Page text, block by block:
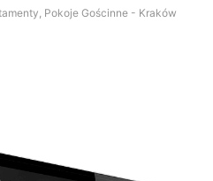
Pokoje Gościnne - Kraków